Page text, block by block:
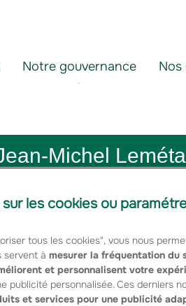
Notre gouvernance Nos
Michel
certaine vision de l’agriculture
Il a exercé ses nombreux
capables de convaincre
sa Bretagne natale et la France
la tristesse de sa famille et de ses
sur les cookies ou
tous les cookies", vous nous
servent à mesurer la fréquentation du
et personnalisent votre
publicité personnalisée. Ces derniers
et services pour une publicité